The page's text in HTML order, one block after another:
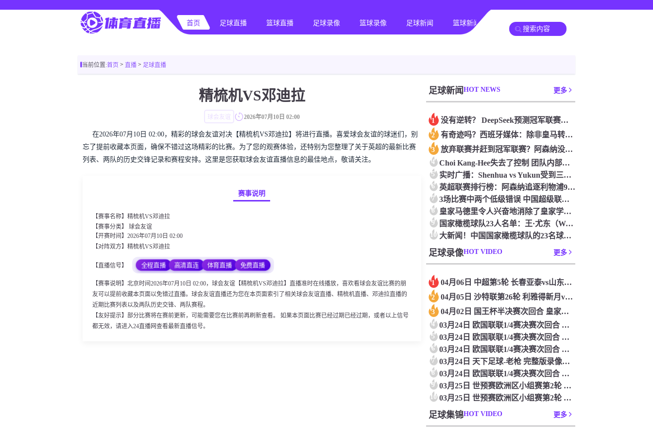
首页 足球直播 篮球直播 足球录像 篮球录像 足球新闻 篮球新闻
当前位置:首页 > 直播 > 足球直播
精梳机VS邓迪拉
球会友谊 2026年07月10日 02:00
在2026年07月10日 02:00，精彩的球会友谊对决【精梳机VS邓迪拉】将进行直播。喜爱球会友谊的球迷们，别
忘了提前收藏本页面，确保不错过这场精彩的比赛。为了您的观赛体验，还特别为您整理了关于英超的最新比赛
列表、两队的历史交锋记录和赛程安排。这里是您获取球会友谊直播信息的最佳地点，敬请关注。
赛事说明
【赛事名称】精梳机VS邓迪拉
【赛事分类】 球会友谊
【开赛时间】2026年07月10日 02:00
【对阵双方】精梳机VS邓迪拉
【直播信号】 全程直播 高清直连 体育直播 免费直播
【赛事说明】北京时间2026年07月10日 02:00，球会友谊【精梳机VS邓迪拉】直播准时在线播放，喜欢看球会友谊比赛的朋
友可以提前收藏本页面以免错过直播。球会友谊直播还为您在本页面索引了相关球会友谊直播、精梳机直播、邓迪拉直播的
近期比赛列表以及两队历史交锋、两队赛程。
【友好提示】部分比赛将在赛前更新，可能需要您在比赛前再刷新查看。 如果本页面比赛已经过期已经过期，或者以上信号
都无效，请进入24直播网查看最新直播信号。
足球新闻 HOT NEWS 更多
1 没有逆转？ DeepSeek预测冠军联赛的第二回合：4支球队在第一回合中获胜 枪手输了
2 有奇迹吗？西班牙媒体：除非皇马转过身赢得西甲或欧洲冠军
3 放弃联赛并赶到冠军联赛？阿森纳没有希望赢得英超杯 赢得欧洲冠军的可能性
4 Choi Kang-Hee失去了控制 团队内部的冲突很突出 只有一个人可以从水火中拯救崔孔
5 实时广播：Shenhua vs Yukun受到三项有争议的惩罚 Yukun将向中国足球联合会提出投诉
6 英超联赛排行榜：阿森纳追逐利物浦9分 曼联连续三件坏事
7 3场比赛中两个低级错误 中国超级联赛的前守门员很老 是时候让位了 最好的继任者出现
8 皇家马德里令人兴奋地消除了皇家学会 安彭负责造成巨大的灾难！
9 国家橄榄球队23人名单：王·尤东（Wang Yudong）首次被选为第11名 塞吉尼奥（Serginho）在名单上
10 大新闻！中国国家橄榄球队的23名球员被确认是第一次进入阵容
足球录像HOT VIDEO 更多
1 04月06日 中超第5轮 长春亚泰vs山东泰山 全场录像
2 04月05日 沙特联第26轮 利雅得新月vs利雅得胜利 全场录像
3 04月02日 国王杯半决赛次回合 皇家马德里vs皇家社会 全场录像
4 03月24日 欧国联联1/4赛决赛次回合 德国vs意大利 全场录像回放
5 03月24日 欧国联联1/4赛决赛次回合 法国vs克罗地亚 全场录像回放
6 03月24日 欧国联联1/4赛决赛次回合 葡萄牙vs丹麦 全场录像回放
7 03月24日 天下足球-老枪 完整版录像回放
8 03月24日 欧国联联1/4赛决赛次回合 西班牙vs荷兰 全场录像回放
9 03月25日 世预赛欧洲区小组赛第2轮 立陶宛vs芬兰 全场录像回放
10 03月25日 世预赛欧洲区小组赛第2轮 波兰vs马耳他 全场录像回放
足球集锦HOT VIDEO 更多